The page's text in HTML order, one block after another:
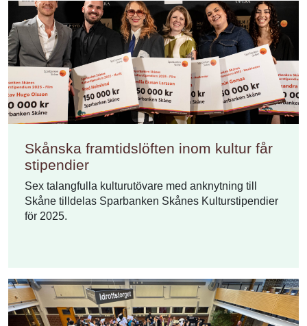
Skånska framtidslöften inom kultur får
stipendier
Sex talangfulla kulturutövare med anknytning till
Skåne tilldelas Sparbanken Skånes Kulturstipendier
för 2025.